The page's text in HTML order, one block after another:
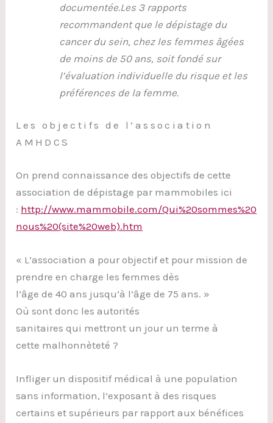
documentée.Les 3 rapports
recommandent que le dépistage du
cancer du sein, chez les femmes âgées
de moins de 50 ans, soit fondé sur
l’évaluation individuelle du risque et les
préférences de la femme.
Les objectifs de l’association
AMHDCS
On prend connaissance des objectifs de cette
association de dépistage par mammobiles ici
: http://www.mammobile.com/Qui%20sommes%20
nous%20(site%20web).htm
« L’association a pour objectif et pour mission de
prendre en charge les femmes dès
l’âge de 40 ans jusqu’à l’âge de 75 ans. »
Où sont donc les autorités
sanitaires qui mettront un jour un terme à
cette malhonnèteté ?
Infliger un dispositif médical à une population
sans information, l’exposant à des risques
certains et supérieurs par rapport aux bénéfices